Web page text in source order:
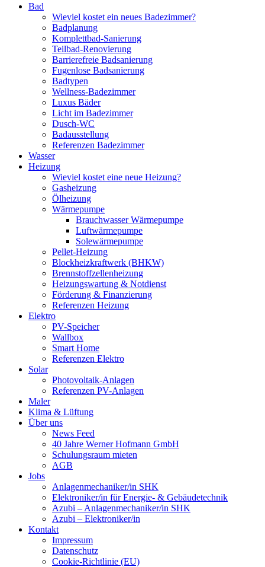
Bad
Wieviel kostet ein neues Badezimmer?
Badplanung
Komplettbad-Sanierung
Teilbad-Renovierung
Barrierefreie Badsanierung
Fugenlose Badsanierung
Badtypen
Wellness-Badezimmer
Luxus Bäder
Licht im Badezimmer
Dusch-WC
Badausstellung
Referenzen Badezimmer
Wasser
Heizung
Wieviel kostet eine neue Heizung?
Gasheizung
Ölheizung
Wärmepumpe
Brauchwasser Wärmepumpe
Luftwärmepumpe
Solewärmepumpe
Pellet-Heizung
Blockheizkraftwerk (BHKW)
Brennstoffzellenheizung
Heizungswartung & Notdienst
Förderung & Finanzierung
Referenzen Heizung
Elektro
PV-Speicher
Wallbox
Smart Home
Referenzen Elektro
Solar
Photovoltaik-Anlagen
Referenzen PV-Anlagen
Maler
Klima & Lüftung
Über uns
News Feed
40 Jahre Werner Hofmann GmbH
Schulungsraum mieten
AGB
Jobs
Anlagenmechaniker/in SHK
Elektroniker/in für Energie- & Gebäudetechnik
Azubi – Anlagenmechaniker/in SHK
Azubi – Elektroniker/in
Kontakt
Impressum
Datenschutz
Cookie-Richtlinie (EU)